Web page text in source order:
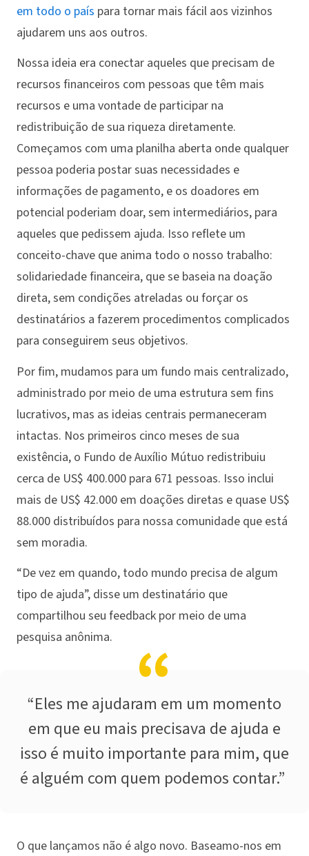
em todo o país para tornar mais fácil aos vizinhos
ajudarem uns aos outros.
Nossa ideia era conectar aqueles que precisam de
recursos financeiros com pessoas que têm mais
recursos e uma vontade de participar na
redistribuição de sua riqueza diretamente.
Começamos com uma planilha aberta onde qualquer
pessoa poderia postar suas necessidades e
informações de pagamento, e os doadores em
potencial poderiam doar, sem intermediários, para
aqueles que pedissem ajuda. Isso reflete um
conceito-chave que anima todo o nosso trabalho:
solidariedade financeira, que se baseia na doação
direta, sem condições atreladas ou forçar os
destinatários a fazerem procedimentos complicados
para conseguirem seus objetivos.
Por fim, mudamos para um fundo mais centralizado,
administrado por meio de uma estrutura sem fins
lucrativos, mas as ideias centrais permaneceram
intactas. Nos primeiros cinco meses de sua
existência, o Fundo de Auxílio Mútuo redistribuiu
cerca de US$ 400.000 para 671 pessoas. Isso inclui
mais de US$ 42.000 em doações diretas e quase US$
88.000 distribuídos para nossa comunidade que está
sem moradia.
“De vez em quando, todo mundo precisa de algum
tipo de ajuda”, disse um destinatário que
compartilhou seu feedback por meio de uma
pesquisa anônima.
“Eles me ajudaram em um momento
em que eu mais precisava de ajuda e
isso é muito importante para mim, que
é alguém com quem podemos contar.”
O que lançamos não é algo novo. Baseamo-nos em